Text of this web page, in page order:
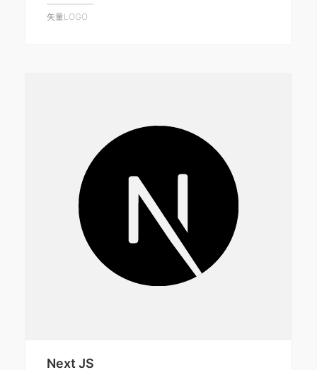
矢量LOGO
Next JS